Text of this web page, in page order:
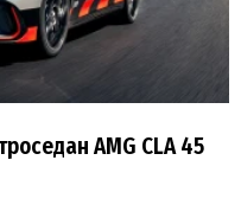
AMG CLA 45